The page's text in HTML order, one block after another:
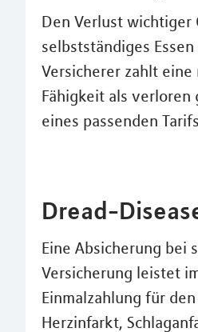
Den Verlust wichtiger
selbstständiges
Versicherer zahlt
Fähigkeit als
eines passenden
Dread-
Eine Absicherung bei
Versicherung leistet
Einmalzahlung für
Herzinfarkt,